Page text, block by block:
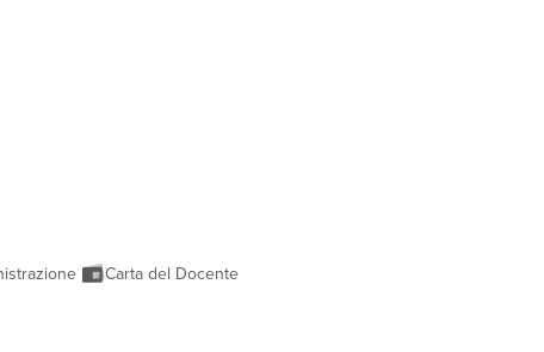
Carta del Docente